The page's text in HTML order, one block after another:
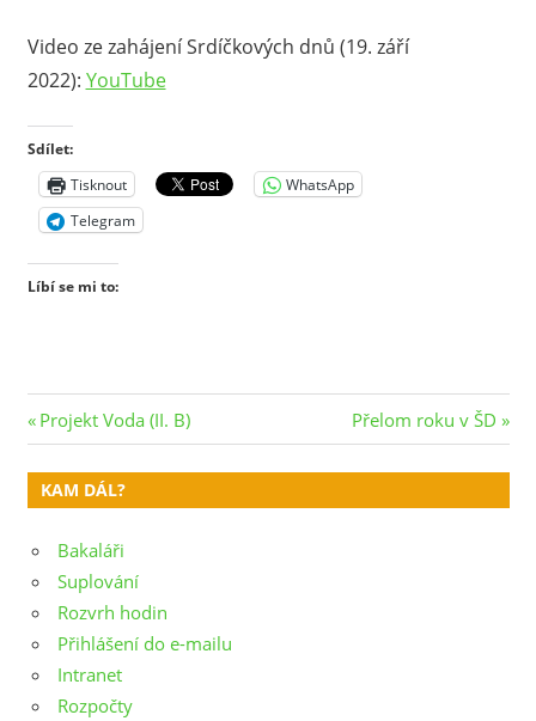
Video ze zahájení Srdíčkových dnů (19. září
2022): YouTube
Sdílet:
Tisknout
WhatsApp
Telegram
Líbí se mi to:
Navigace
pro
příspěvek
Previous
Post:
Projekt Voda (II. B)
Next
Post:
Přelom roku v ŠD
KAM DÁL?
Bakaláři
Suplování
Rozvrh hodin
Přihlášení do e-mailu
Intranet
Rozpočty